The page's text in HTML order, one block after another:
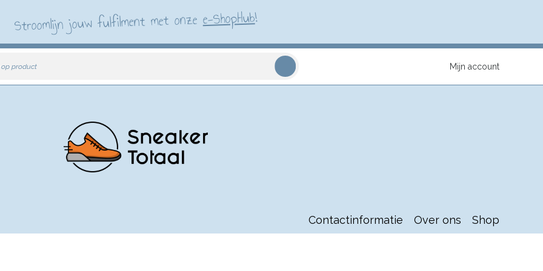
Stroomlijn jouw fulfilment met onzee-ShopHub!
op product Mijn account
Contactinformatie Over ons Shop